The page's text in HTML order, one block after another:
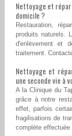
Nettoyage et
domicile ?
Restauration,
produits naturels.
d'enlèvement et
traitement.
Nettoyage et
une seconde vie à
A la Clinique du
grâce à notre
effet, parfois
fragilisations de
complète